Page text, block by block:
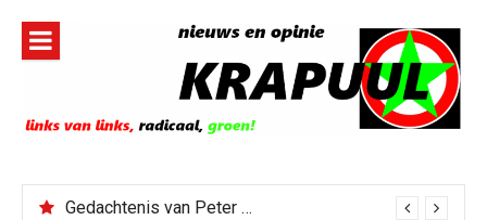
inhoud
Gedachtenis van Peter Faber
Todd Blanche benoemd tot Attorney General